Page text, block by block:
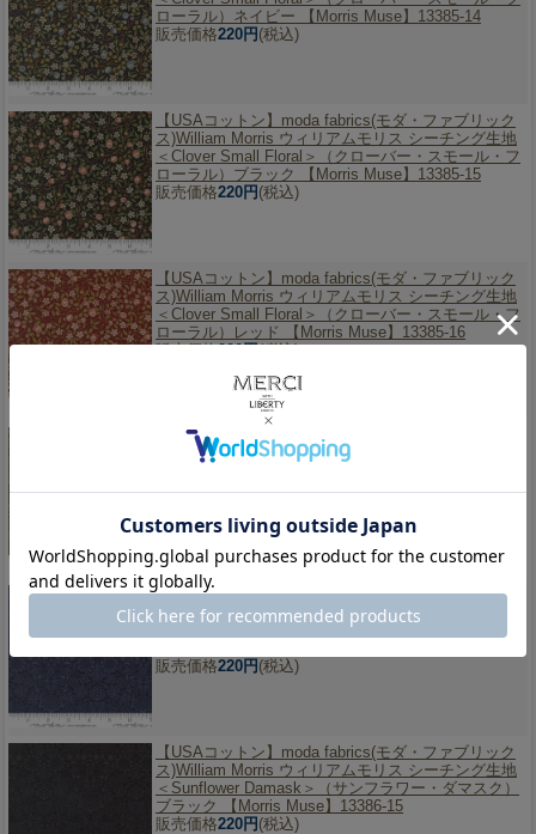
ローラル）ネイビー 【Morris Muse】13385-14
販売価格220円(税込)
【USAコットン】 moda fabrics(モダ・ファブリック
ス)William Morris ウィリアムモリス シーチング生地
＜Clover Small Floral＞（クローバー・スモール・フ
ローラル）ブラック 【Morris Muse】13385-15
販売価格220円(税込)
【USAコットン】 moda fabrics(モダ・ファブリック
ス)William Morris ウィリアムモリス シーチング生地
＜Clover Small Floral＞（クローバー・スモール・フ
ローラル）レッド 【Morris Muse】13385-16
販売価格220円(税込)
【USAコットン】
moda fabrics(モダ・ファブリック
ス)William Morris ウィリアムモリス シーチング生地
ダークグリーン 【Morris Muse】13386-12
【USAコットン】moda fabrics(モダ・ファブリック
ス)William Morris ウィリアムモリス シーチング生地
＜Sunflower Damask＞（サンフラワー・ダマスク）
販売価格220円(税込)
【USAコットン】 moda fabrics(モダ・ファブリック
ス)William Morris ウィリアムモリス シーチング生地
＜Sunflower Damask＞（サンフラワー・ダマスク）
ブラック 【Morris Muse】13386-15
販売価格220円(税込)